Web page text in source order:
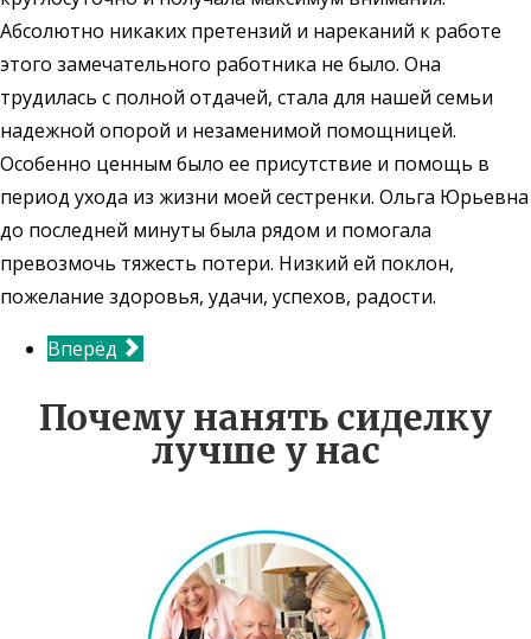
Абсолютно никаких претензий и нареканий к работе
этого замечательного работника не было. Она
трудилась с полной отдачей, стала для нашей семьи
надежной опорой и незаменимой помощницей.
Особенно ценным было ее присутствие и помощь в
период ухода из жизни моей сестренки. Ольга Юрьевна
до последней минуты была рядом и помогала
превозмочь тяжесть потери. Низкий ей поклон,
пожелание здоровья, удачи, успехов, радости.
Вперёд
Почему нанять сиделку
лучше у нас